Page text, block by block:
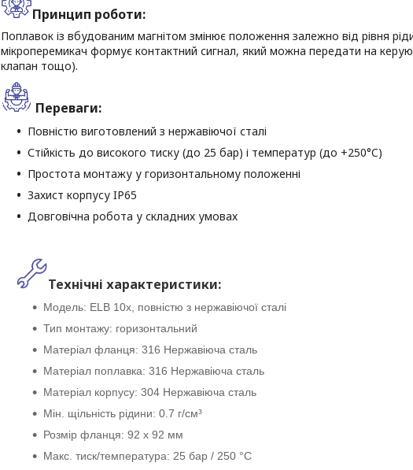
Принцип роботи:
Поплавок із вбудованим магнітом змінює положення залежно від рівня
мікроперемикач формує контактний сигнал, який можна передати на
клапан тощо).
Переваги:
Повністю виготовлений з нержавіючої сталі
Стійкість до високого тиску (до 25 бар) і температур (до +250°C)
Простота монтажу у горизонтальному положенні
Захист корпусу IP65
Довговічна робота у складних умовах
Технічні характеристики:
Модель: ELB 10x, повністю з нержавіючої сталі
Тип монтажу: горизонтальний
Матеріал фланця: 316 Нержавіюча сталь
Матеріал поплавка: 316 Нержавіюча сталь
Матеріал корпусу: 304 Нержавіюча сталь
Мін. щільність рідини: 0.7 г/см³
Розмір фланця: 92 х 92 мм
Макс. тиск/температура: 25 бар / 250 °C